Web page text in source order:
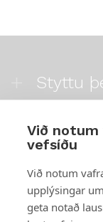
Við notum
vefsíðu
Við notum
upplýsingar
geta notað
Styttu